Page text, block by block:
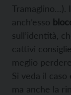
Tramaglino…).
anch’esso
sull’identità,
cattivi
meglio
Si veda il caso
ma anche la